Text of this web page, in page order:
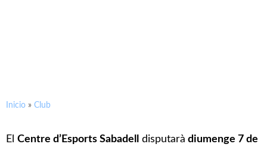
Inicio » Club
El Centre d’Esports Sabadell disputarà diumenge 7 de